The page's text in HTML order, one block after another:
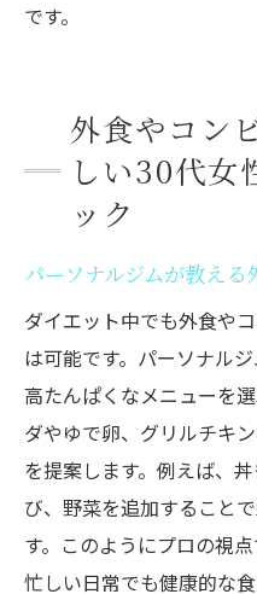
です。
外食やコン
しい30代女
ック
パーソナルジムが教え
ダイエット中でも外食や
は可能です。パーソナル
高たんぱくなメニューを
ダやゆで卵、グリルチキ
を提案します。例えば、
び、野菜を追加すること
す。このようにプロの視
忙しい日常でも健康的な